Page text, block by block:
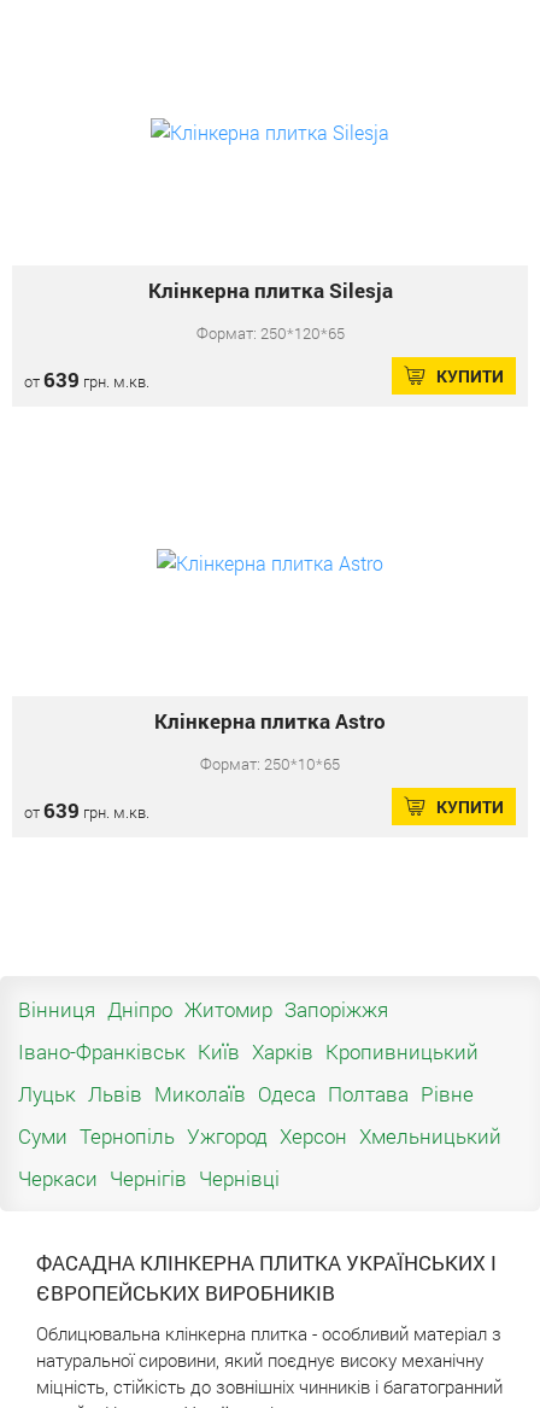
Клінкерна плитка Silesja
Формат: 250*120*65
от639 грн. м.кв. КУПИТИ
Клінкерна плитка Astro
Формат: 250*10*65
от639 грн. м.кв. КУПИТИ
Вінниця Дніпро Житомир Запоріжжя
Івано-Франківськ Київ Харків Кропивницький
Луцьк Львів Миколаїв Одеса Полтава Рівне
Суми Тернопіль Ужгород Херсон Хмельницький
Черкаси Чернігів Чернівці
ФАСАДНА КЛІНКЕРНА ПЛИТКА УКРАЇНСЬКИХ І
ЄВРОПЕЙСЬКИХ ВИРОБНИКІВ
Облицювальна клінкерна плитка - особливий матеріал з
натуральної сировини, який поєднує високу механічну
міцність, стійкість до зовнішніх чинників і багатогранний